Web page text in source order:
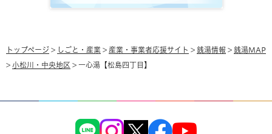
トップページ > しごと・産業 > 産業・事業者応援サイト > 銭湯情報 > 銭湯MAP
> 小松川・中央地区 > 一心湯【松島四丁目】